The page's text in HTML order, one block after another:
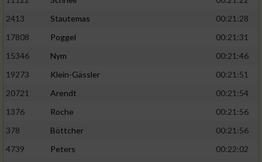
2413
Stautemas
00:21:28
17808
Poggel
00:21:31
15346
Nym
00:21:46
19273
Klein-Gässler
00:21:51
20721
Arendt
00:21:54
1376
Roche
00:21:56
378
Böttcher
00:21:56
4739
Peters
00:22:02